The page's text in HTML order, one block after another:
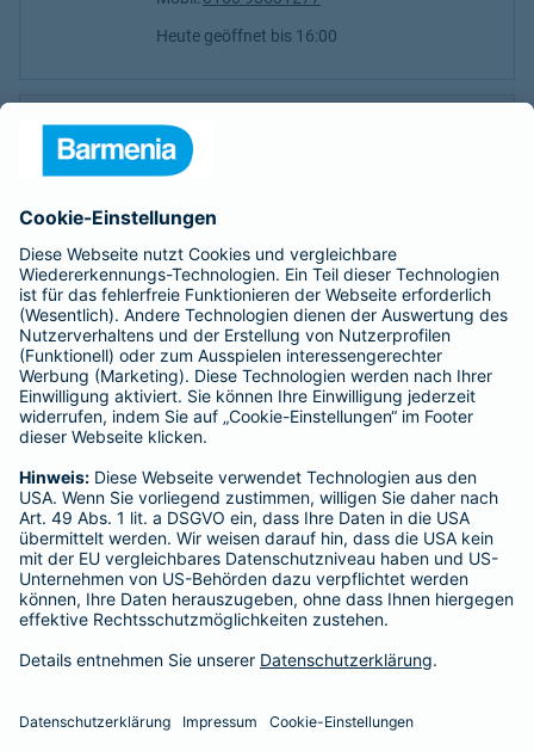
Heute geöffnet bis 16:00
Nikolas Campara
Waldthausenstr. 21
Tel.:0176 21662684
Mobil:0176 21662684
Heute geöffnetbis 19:00
Rene Recknagel
Westfalenstr. 280
Tel.:0201 50901423
Mobil:0176 22812233
geschlossen- Öffnet um 10:00
Vermittler nach Namen, Stadt oder PLZ suchen
Startseite Essen